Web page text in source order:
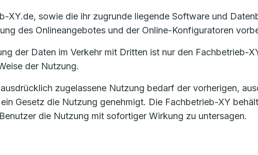
XY.de, sowie die ihr zugrunde liegende Software und
des Onlineangebotes und der Online-Konfiguratoren
der Daten im Verkehr mit Dritten ist nur den Fachbetrieb-
der Nutzung.
zugelassene Nutzung bedarf der vorherigen,
Gesetz die Nutzung genehmigt. Die Fachbetrieb-XY
die Nutzung mit sofortiger Wirkung zu untersagen.